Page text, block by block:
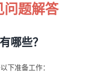
问题解答
哪些？
下准备工作：